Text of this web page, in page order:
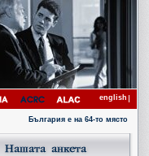
english
България е на 64-то място с